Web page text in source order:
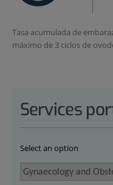
Tasa acumulada de
máximo de 3 ciclos de
Services
Select an option